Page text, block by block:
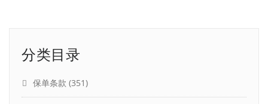
分类目录
保单条款 (351)